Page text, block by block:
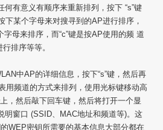
有意义有顺序来重新排列，按下 “s”键
下某个字母来对搜寻到的AP进行排序，
字母来排序，而“c”键是按AP使用的频 道
排序等等。
中AP的详细信息，按下“s”键，然后再
用频道的方式来排列，使用光标键移动高
，然后敲下回车键，然后将打开一个显
明窗口 (SSID、MAC地址和频道等)。这
WEP密钥所需要的基本信息大部分都在